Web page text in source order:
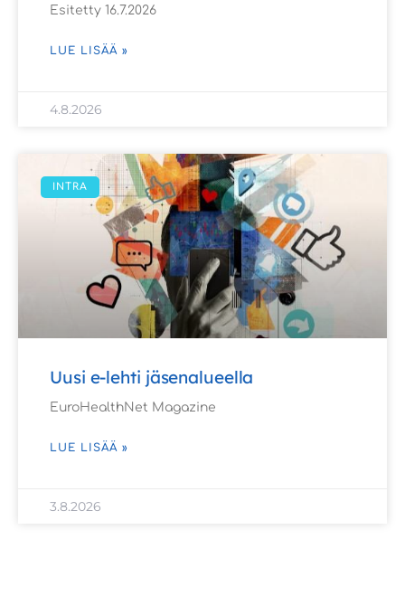
Esitetty 16.7.2026
LUE LISÄÄ »
4.8.2026
INTRA
Uusi e-lehti jäsenalueella
EuroHealthNet Magazine
LUE LISÄÄ »
3.8.2026